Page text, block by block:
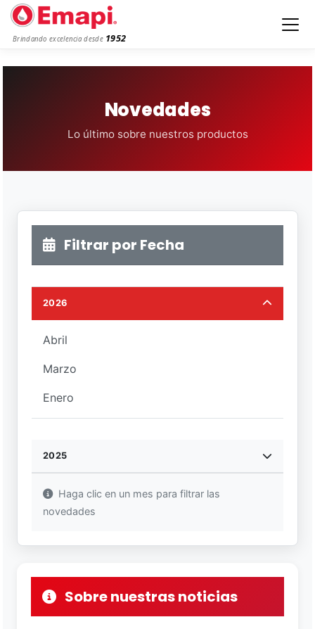
Brindando excelencia desde 1952
Novedades
Lo último sobre nuestros productos
Filtrar por Fecha
2026
Abril
Marzo
Enero
2025
Haga clic en un mes para filtrar las
novedades
Sobre nuestras noticias